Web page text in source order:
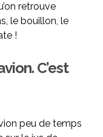
retrouve
le bouillon, le
!
C’est
peu de temps